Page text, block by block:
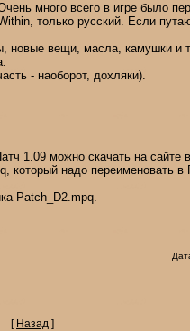
много всего в игре было
только русский. Если
новые вещи, масла, камушки и
- наоборот, дохляки).
1.09 можно скачать на сайте
который надо переименовать в
Patch_D2.mpq.
[ Назад ]